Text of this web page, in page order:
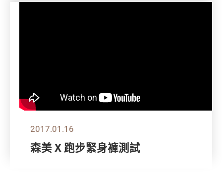
2017.01.16
森美 X 跑步緊身褲測試